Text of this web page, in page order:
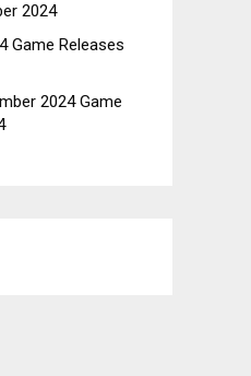
2024
Game Releases
2024 Game